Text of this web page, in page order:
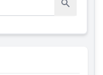
Rechercher